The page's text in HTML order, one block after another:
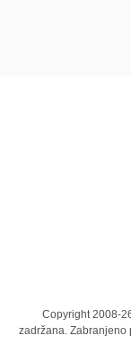
Copyright 2008-
zadržana. Zabranjeno